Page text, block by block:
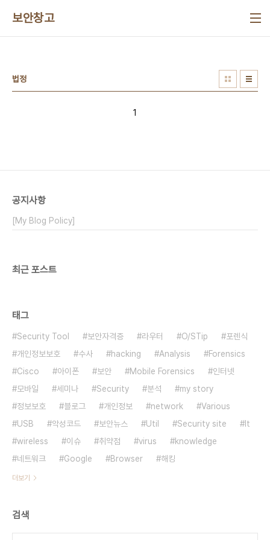
보안창고
법정
1
공지사항
[My Blog Policy]
최근 포스트
태그
Security Tool 보안자격증 라우터 O/STip
포렌식
개인정보보호
수사 hacking Analysis
Forensics
Cisco
아이폰 보안 Mobile Forensics
인터넷
모바일
세미나 Security 분석
my story
정보보호
블로그 개인정보 network
Various
USB
악성코드 보안뉴스 Util Security site
It
wireless
이슈 취약점 virus
knowledge
네트워크
Google Browser 해킹
더보기
검색